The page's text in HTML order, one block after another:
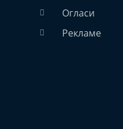
Огласи
Рекламе